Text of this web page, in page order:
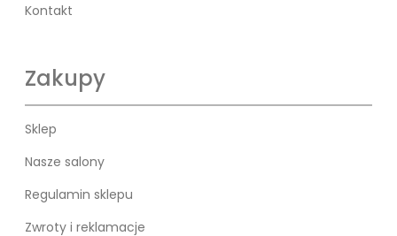
Kontakt
Zakupy
Sklep
Nasze salony
Regulamin sklepu
Zwroty i reklamacje